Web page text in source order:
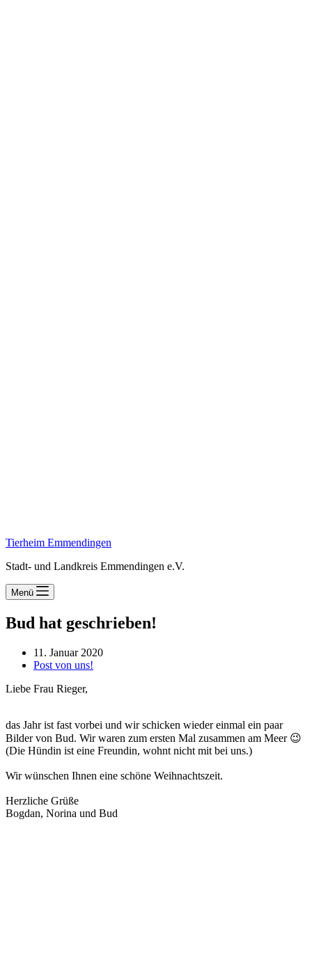
Tierheim Emmendingen
Stadt- und Landkreis Emmendingen e.V.
Menü
Bud hat geschrieben!
11. Januar 2020
Post von uns!
Liebe Frau Rieger,
das Jahr ist fast vorbei und wir schicken wieder einmal ein paar
Bilder von Bud. Wir waren zum ersten Mal zusammen am Meer 😉
(Die Hündin ist eine Freundin, wohnt nicht mit bei uns.)
Wir wünschen Ihnen eine schöne Weihnachtszeit.
Herzliche Grüße
Bogdan, Norina und Bud